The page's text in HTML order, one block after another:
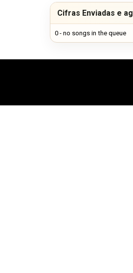
Cifras Enviadas e
0 - no songs in the queue